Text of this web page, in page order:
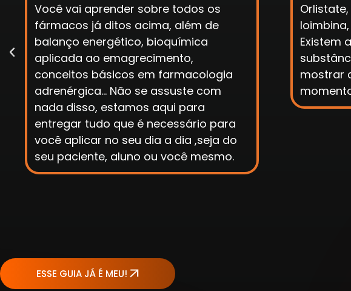
Orlistate, Sibutramina, Cafeína,
Ioimbina, Efedrina e Clembuterol.
Existem alguns momentos que essas
substâncias são indicadas, e eu vou te
mostrar com mais detalhes quais
momentos são esses.
Eu vou
precisa
acordo
livro
para
ESSE GUIA JÁ É MEU!